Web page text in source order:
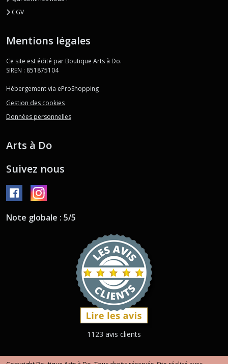
CGV
Mentions légales
Ce site est édité par Boutique Arts à Do.
SIREN : 851875104
Hébergement via eProShopping
Gestion des cookies
Données personnelles
Arts à Do
Suivez nous
Note globale : 5/5
1123 avis clients